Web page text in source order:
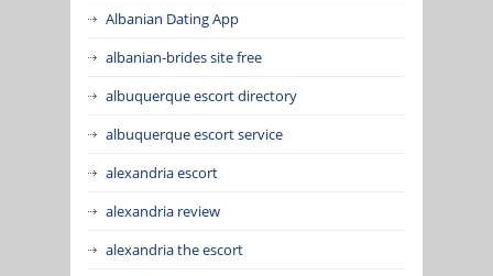
Albanian Dating App
albanian-brides site free
albuquerque escort directory
albuquerque escort service
alexandria escort
alexandria review
alexandria the escort